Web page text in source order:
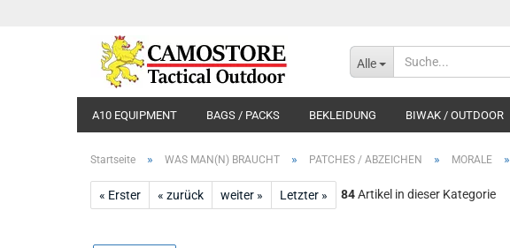
Alle
A10 EQUIPMENT BAGS / PACKS BEKLEIDUNG BIWAK / OUTDOOR
Startseite » WAS MAN(N) BRAUCHT » PATCHES / ABZEICHEN » MORALE »
« Erster « zurück weiter » Letzter » 84Artikel in dieser Kategorie